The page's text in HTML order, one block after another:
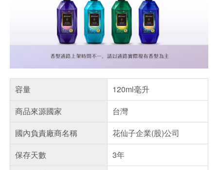
容量
120ml毫升
商品來源國家
台灣
國內負責廠商名稱
花仙子企業(股)公司
保存天數
3年